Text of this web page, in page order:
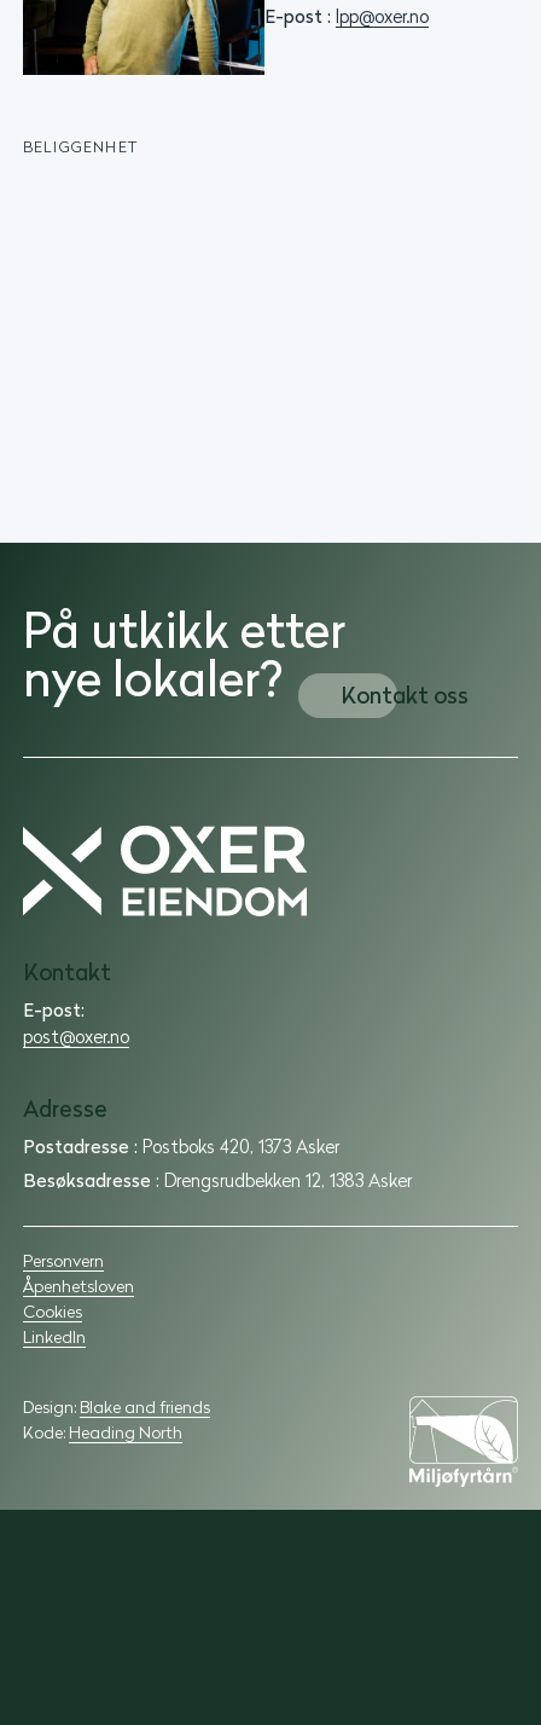
E-post : lpp@oxer.no
BELIGGENHET
På utkikk etter
nye lokaler?
Kontakt oss
Utleie
|
Utvikling
Kontakt
E-post:
post@oxer.no
Adresse
Postadresse : Postboks 420, 1373 Asker
Besøksadresse : Drengsrudbekken 12, 1383 Asker
Personvern
Åpenhetsloven
Cookies
LinkedIn
Design: Blake and friends
Kode: Heading North